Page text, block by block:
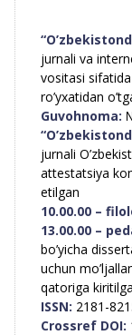
jurnali va
vositasi
ro’yxatidan
Guvohnoma:
jurnali
attestatsiya
etilgan
10.00.00 –
13.00.00 –
bo’yicha
uchun
qatoriga
ISSN: 2181-
Crossref DOI: